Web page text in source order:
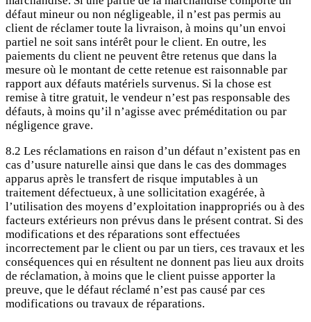
défaut mineur ou non négligeable, il n’est pas permis au
client de réclamer toute la livraison, à moins qu’un envoi
partiel ne soit sans intérêt pour le client. En outre, les
paiements du client ne peuvent être retenus que dans la
mesure où le montant de cette retenue est raisonnable par
rapport aux défauts matériels survenus. Si la chose est
remise à titre gratuit, le vendeur n’est pas responsable des
défauts, à moins qu’il n’agisse avec préméditation ou par
négligence grave.
8.2 Les réclamations en raison d’un défaut n’existent pas en
cas d’usure naturelle ainsi que dans le cas des dommages
apparus après le transfert de risque imputables à un
traitement défectueux, à une sollicitation exagérée, à
l’utilisation des moyens d’exploitation inappropriés ou à des
facteurs extérieurs non prévus dans le présent contrat. Si des
modifications et des réparations sont effectuées
incorrectement par le client ou par un tiers, ces travaux et les
conséquences qui en résultent ne donnent pas lieu aux droits
de réclamation, à moins que le client puisse apporter la
preuve, que le défaut réclamé n’est pas causé par ces
modifications ou travaux de réparations.